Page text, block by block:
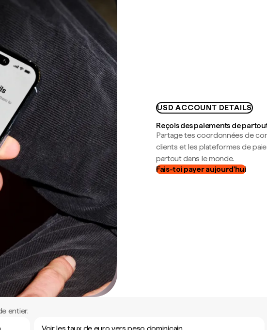
USD ACCOUNT DETAILS
Reçois des paiements de
Partage tes coordonnées de
clients et les plateformes de
partout dans le monde.
Fais-toi payer aujourd'hui
entier.